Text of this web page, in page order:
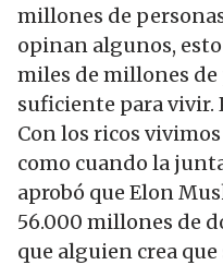
millones de
opinan algunos,
miles de millones
suficiente para vivir.
Con los ricos
como cuando la
aprobó que Elon
56.000 millones de
que alguien crea